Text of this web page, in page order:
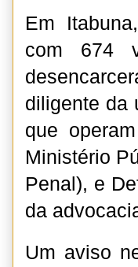
Em
com 674
diligente da
que
Ministério
Penal), e
da
Um aviso